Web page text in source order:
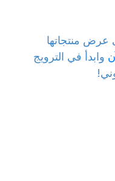
عرض منتجاتها
وابدأ في الترويج